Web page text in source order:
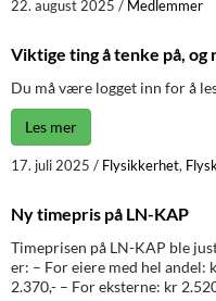
22. august 2025 / Medlemmer
Viktige ting å tenke på,
Du må være logget inn for å
Les mer
17. juli 2025 / Flysikkerhet,
Ny timepris på LN-KAP
Timeprisen på LN-KAP ble
er: – For eiere med hel andel:
2.370,- – For eksterne: kr